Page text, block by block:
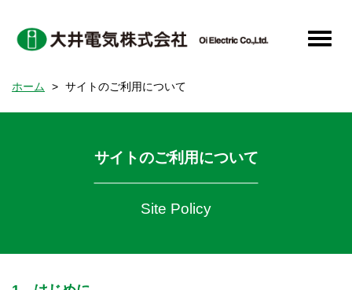
Toggle
ホーム サイトのご利用について
サイトのご利用について
Site Policy